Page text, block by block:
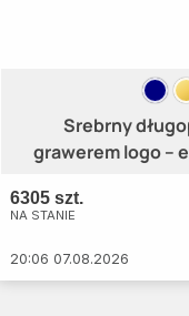
Srebrny
grawerem logo –
6305 szt.
NA STANIE
20:06 07.08.2026